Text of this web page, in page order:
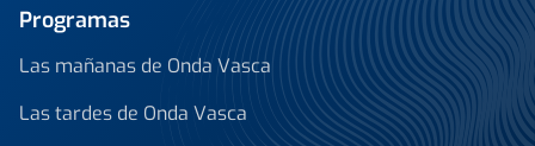
Programas
Las mañanas de Onda Vasca
Las tardes de Onda Vasca